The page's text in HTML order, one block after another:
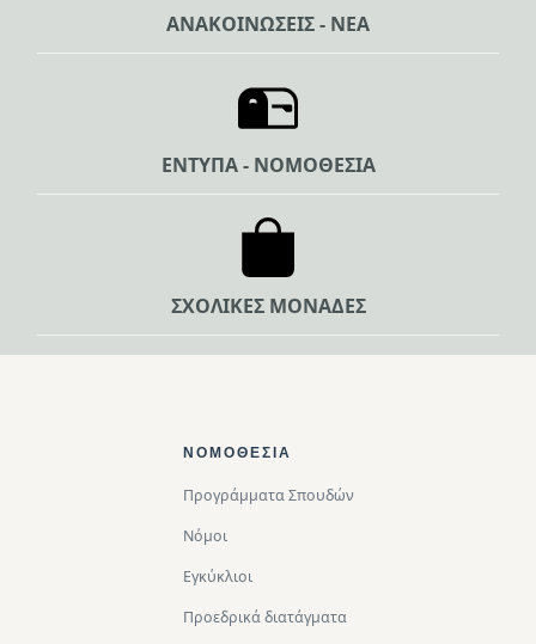
ΑΝΑΚΟΙΝΩΣΕΙΣ - ΝΕΑ
ΕΝΤΥΠΑ - ΝΟΜΟΘΕΣΙΑ
ΣΧΟΛΙΚΕΣ ΜΟΝΑΔΕΣ
ΝΟΜΟΘΕΣΊΑ
Προγράμματα Σπουδών
Νόμοι
Εγκύκλιοι
Προεδρικά διατάγματα